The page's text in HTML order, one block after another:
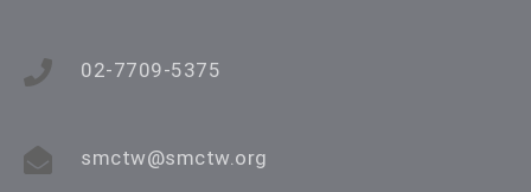
02-7709-5375
smctw@smctw.org